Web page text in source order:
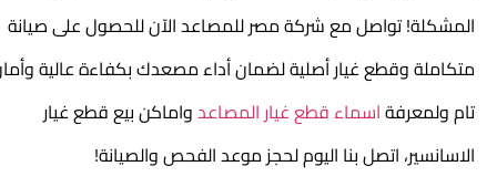
المشكلة! تواصل مع شركة مصر للمصاعد الآن للحصول على صيانة
متكاملة وقطع غيار أصلية لضمان أداء مصعدك بكفاءة عالية وأمان
تام ولمعرفةاسماء قطع غيار المصاعدواماكن بيع قطع غيار
الاسانسير، اتصل بنا اليوم لحجز موعد الفحص والصيانة!